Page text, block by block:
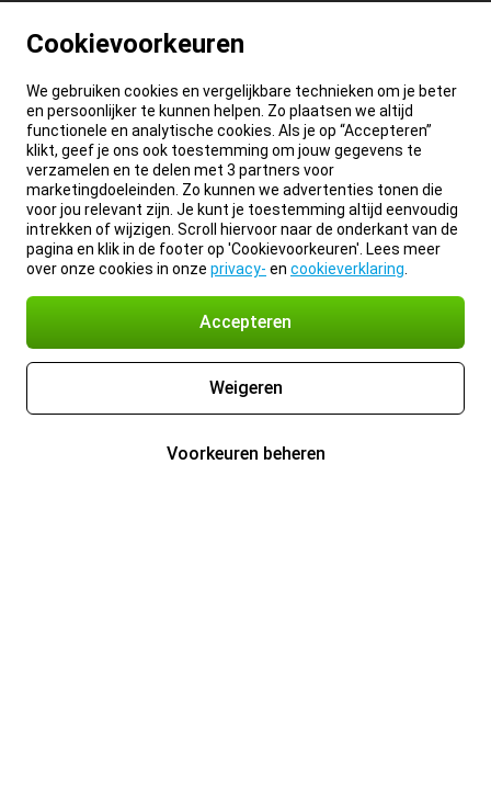
Cookievoorkeuren
We gebruiken cookies en vergelijkbare technieken om je beter
en persoonlijker te kunnen helpen. Zo plaatsen we altijd
functionele en analytische cookies. Als je op “Accepteren”
klikt, geef je ons ook toestemming om jouw gegevens te
verzamelen en te delen met 3 partners voor
marketingdoeleinden. Zo kunnen we advertenties tonen die
voor jou relevant zijn. Je kunt je toestemming altijd eenvoudig
intrekken of wijzigen. Scroll hiervoor naar de onderkant van de
pagina en klik in de footer op 'Cookievoorkeuren'. Lees meer
over onze cookies in onze privacy- en cookieverklaring
Accepteren
Weigeren
Voorkeuren beheren